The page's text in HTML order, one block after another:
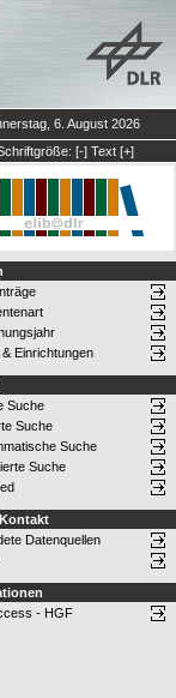
6. August 2026
[-] Text [+]
& Einrichtungen
Suche
Suche
Suche
Suche
Datenquellen
- HGF